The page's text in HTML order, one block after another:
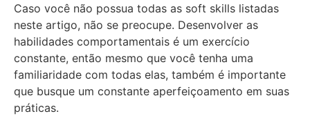
Caso você não possua todas as soft skills listadas
neste artigo, não se preocupe. Desenvolver as
habilidades comportamentais é um exercício
constante, então mesmo que você tenha uma
familiaridade com todas elas, também é importante
que busque um constante aperfeiçoamento em suas
práticas.